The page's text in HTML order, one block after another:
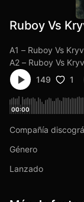
Ruboy Vs
A1 – Ruboy Vs
A2 – Ruboy Vs
B1 – Ruboy Vs
B2 – Sami & Q-
149
1
00:00
Compañía
Género
Lanzado